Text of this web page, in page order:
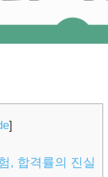
]
, 합격률의 진실